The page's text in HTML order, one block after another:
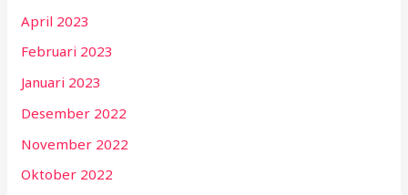
April 2023
Februari 2023
Januari 2023
Desember 2022
November 2022
Oktober 2022